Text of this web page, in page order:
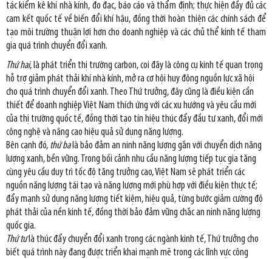
tác kiểm kê khí nhà kính, đo đạc, báo cáo và thẩm định; thực hiện đầy đủ các
cam kết quốc tế về biến đổi khí hậu, đồng thời hoàn thiện các chính sách để
tạo môi trường thuận lợi hơn cho doanh nghiệp và các chủ thể kinh tế tham
gia quá trình chuyển đổi xanh.
Thứ hai, là phát triển thị trường carbon, coi đây là công cụ kinh tế quan trọng
hỗ trợ giảm phát thải khí nhà kính, mở ra cơ hội huy động nguồn lực xã hội
cho quá trình chuyển đổi xanh. Theo Thứ trưởng, đây cũng là điều kiện cần
thiết để doanh nghiệp Việt Nam thích ứng với các xu hướng và yêu cầu mới
của thị trường quốc tế, đồng thời tạo tín hiệu thúc đẩy đầu tư xanh, đổi mới
công nghệ và nâng cao hiệu quả sử dụng năng lượng.
Bên cạnh đó, thứ balà bảo đảm an ninh năng lượng gắn với chuyển dịch năng
lượng xanh, bền vững. Trong bối cảnh nhu cầu năng lượng tiếp tục gia tăng
cùng yêu cầu duy trì tốc độ tăng trưởng cao, Việt Nam sẽ phát triển các
nguồn năng lượng tái tạo và năng lượng mới phù hợp với điều kiện thực tế;
đẩy mạnh sử dụng năng lượng tiết kiệm, hiệu quả, từng bước giảm cường độ
phát thải của nền kinh tế, đồng thời bảo đảm vững chắc an ninh năng lượng
quốc gia.
Thứ tưlà thúc đẩy chuyển đổi xanh trong các ngành kinh tế, Thứ trưởng cho
biết quá trình này đang được triển khai mạnh mẽ trong các lĩnh vực công